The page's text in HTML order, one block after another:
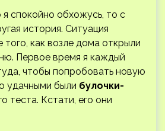
я спокойно обхожусь, то с
история. Ситуация
того, как возле дома открыли
Первое время я каждый
чтобы попробовать новую
удачными были булочки-
теста. Кстати, его они